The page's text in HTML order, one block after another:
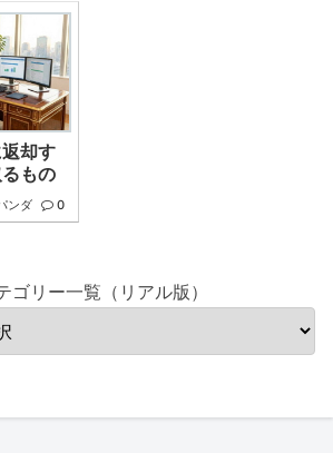
却す
もの
ンダ 0
ゴリー一覧（リアル版）